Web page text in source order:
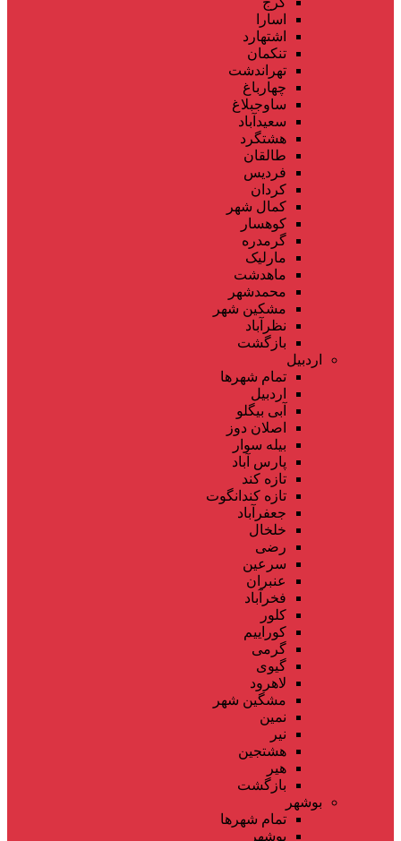
اسارا
اشتهارد
تنکمان
تهراندشت
چهارباغ
ساوجبلاغ
سعیدآباد
هشتگرد
طالقان
فردیس
کردان
کمال شهر
کوهسار
گرمدره
مارلیک
ماهدشت
محمدشهر
مشکین شهر
نظرآباد
بازگشت
اردبیل
تمام شهر‌ها
اردبیل
آبی بیگلو
اصلان دوز
بیله سوار
پارس آباد
تازه کند
تازه کندانگوت
جعفرآباد
خلخال
رضی
سرعین
عنبران
فخرآباد
کلور
کوراییم
گرمی
گیوی
لاهرود
مشگین شهر
نمین
نیر
هشتجین
هیر
بازگشت
بوشهر
تمام شهر‌ها
بوشهر